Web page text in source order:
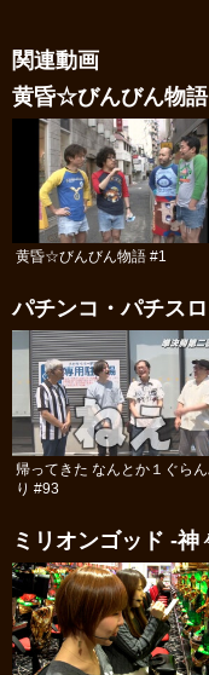
関連動画
黄昏☆びんびん物語
黄昏☆びんびん物語 #1
パチンコ・パチスロ
帰ってきた なんとか１ぐら
り #93
ミリオンゴッド -神